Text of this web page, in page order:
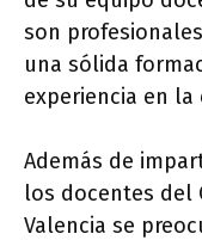
son
una sólida
experiencia en la
Además de
los docentes del
Valencia se